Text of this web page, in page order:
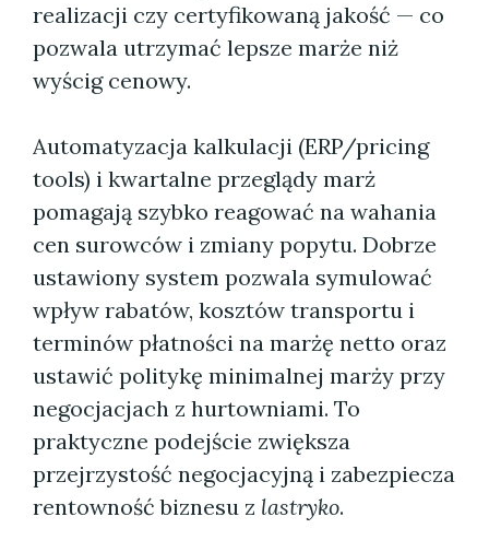
realizacji czy certyfikowaną jakość — co
pozwala utrzymać lepsze marże niż
wyścig cenowy.
Automatyzacja kalkulacji (ERP/pricing
tools) i kwartalne przeglądy marż
pomagają szybko reagować na wahania
cen surowców i zmiany popytu. Dobrze
ustawiony system pozwala symulować
wpływ rabatów, kosztów transportu i
terminów płatności na marżę netto oraz
ustawić politykę minimalnej marży przy
negocjacjach z hurtowniami. To
praktyczne podejście zwiększa
przejrzystość negocjacyjną i zabezpiecza
rentowność biznesu z lastryko.